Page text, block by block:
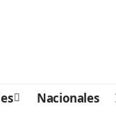
Nacionales